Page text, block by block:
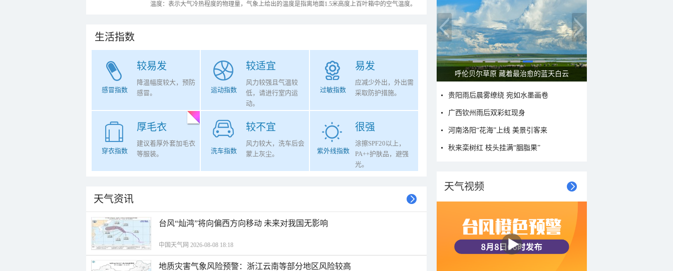
温度：表示大气冷热程度的物理量，气象上给出的温度是指离地面1.5米高度上百叶箱中的空气温度。
生活指数
较易发
感冒指数
降温幅度较大，预防
感冒。
较适宜
运动指数
风力较强且气温较
低，请进行室内运
动。
易发
过敏指数
应减少外出，外出需
采取防护措施。
厚毛衣
穿衣指数
建议着厚外套加毛衣
等服装。
较不宜
洗车指数
风力较大，洗车后会
蒙上灰尘。
很强
紫外线指数
涂擦SPF20以上，
PA++护肤品，避强
光。
天气资讯
台风“灿鸿”将向偏西方向移动 未来对我国无影响
中国天气网 2026-08-08 18:18
地质灾害气象风险预警：浙江云南等部分地区风险较高
呼伦贝尔草原 藏着最治愈的蓝天白云
贵阳雨后晨雾缭绕 宛如水墨画卷
广西钦州雨后双彩虹现身
河南洛阳“花海”上线 美景引客来
秋来栾树红 枝头挂满“胭脂果”
天气视频